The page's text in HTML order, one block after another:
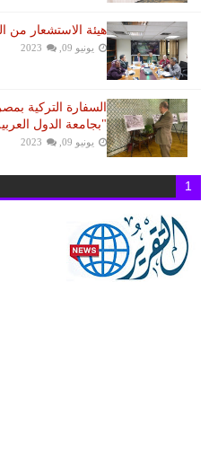
هيئة الاستشعار من
يونيو 09, 2023
السفارة التركية
"بجامعة الدول
يونيو 09, 2023
1